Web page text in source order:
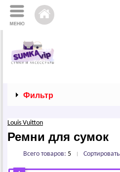
Фильтр
Louis Vuitton
Ремни для сумок
Всего товаров: 5 Сортировать